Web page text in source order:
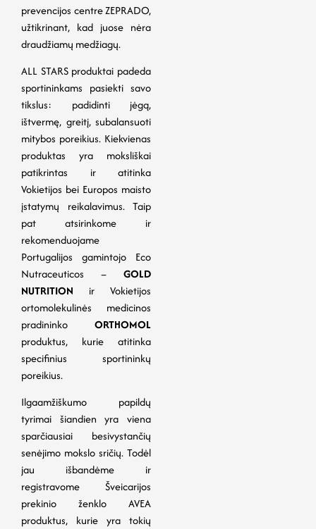
prevencijos centre ZEPRADO,
užtikrinant, kad juose nėra
draudžiamų medžiagų.
ALL STARS produktai padeda
sportininkams pasiekti savo
tikslus: padidinti jėgą,
ištvermę, greitį, subalansuoti
mitybos poreikius. Kiekvienas
produktas yra moksliškai
patikrintas ir atitinka
Vokietijos bei Europos maisto
įstatymų reikalavimus. Taip
pat atsirinkome ir
rekomenduojame
Portugalijos gamintojo Eco
Nutraceuticos – GOLD
NUTRITION ir Vokietijos
ortomolekulinės medicinos
pradininko ORTHOMOL
produktus, kurie atitinka
specifinius sportininkų
poreikius.
Ilgaamžiškumo papildų
tyrimai šiandien yra viena
sparčiausiai besivystančių
senėjimo mokslo sričių. Todėl
jau išbandėme ir
registravome Šveicarijos
prekinio ženklo AVEA
produktus, kurie yra tokių